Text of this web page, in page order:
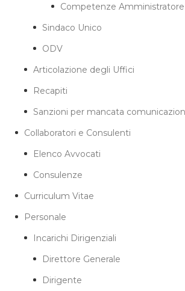
Competenze
Sindaco Unico
ODV
Articolazione degli Uffici
Recapiti
Sanzioni per mancata
Collaboratori e Consulenti
Elenco Avvocati
Consulenze
Curriculum Vitae
Personale
Incarichi Dirigenziali
Direttore Generale
Dirigente